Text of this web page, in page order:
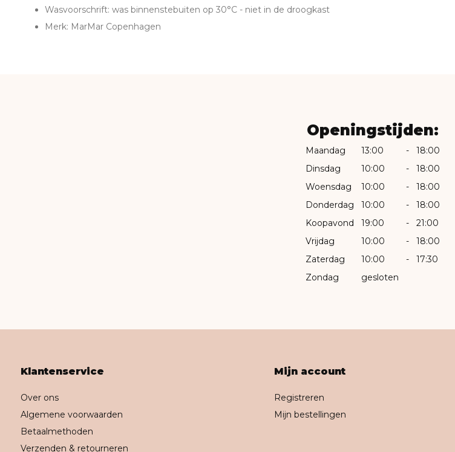
Wasvoorschrift: was binnenstebuiten op 30°C - niet in de droogkast
Merk: MarMar Copenhagen
Openingstijden:
Maandag 13:00 -
18:00
Dinsdag
10:00 -
18:00
Woensdag
10:00 -
18:00
Donderdag
10:00 -
18:00
Koopavond
19:00 -
21:00
Vrijdag
10:00 -
18:00
Zaterdag
10:00 -
17:30
Zondag
gesloten
Klantenservice
Over ons
Algemene voorwaarden
Betaalmethoden
Verzenden & retourneren
Mijn account
Registreren
Mijn bestellingen